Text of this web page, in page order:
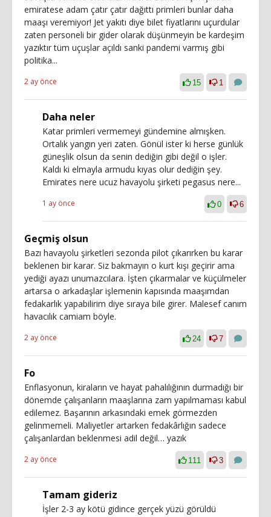
emiratese adam çatır çatır dağıttı primleri bunlar daha
maaşı veremiyor! Jet yakıtı diye bilet fiyatlarını uçurdular
zaten personeli bir gider olarak düşünmeyin be kardeşim
yazıktır tüm uçuşlar açıldı sanki pandemi varmış gibi
politika...
2 ay önce 15 1
Daha neler
Katar primleri vermemeyi gündemine almışken.
Ortalık yangın yeri zaten. Gönül ister ki herse günlük
güneşlik olsun da senin dediğin gibi değil o işler.
Kaldı ki elmayla armudu kıyas olur dediğin şey.
Emirates nere ucuz havayolu şirketi pegasus nere...
1 ay önce 0 6
Geçmiş olsun
Bazı havayolu şirketleri sezonda pilot çıkarırken bu karar
beklenen bir karar. Siz bakmayın o kurt kışı geçirir ama
yediği ayazı unumazcılara. İşten çıkarmalar ve küçülmeler
artarsa o arkadaşlar işlemenin kapısında maaşımdan
fedakarlık yapabilirim diye sıraya bile girer. Malesef canım
havacılık camiam böyle.
2 ay önce 24 7
Fo
Enflasyonun, kiraların ve hayat pahalılığının durmadığı bir
dönemde çalışanların maaşlarına zam yapılmaması kabul
edilemez. Başarının arkasındaki emek görmezden
gelinmemeli. Maliyetler artarken fedakârlığın sadece
çalışanlardan beklenmesi adil değil… yazık
2 ay önce 111 3
Tamam gideriz
İşler 2-3 ay kötü gidince gerçek yüzü görüldü